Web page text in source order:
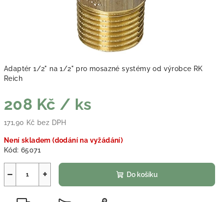
Adaptér 1/2" na 1/2" pro mosazné systémy od výrobce RK
Reich
208 Kč / ks
171,90 Kč bez DPH
Není skladem (dodání na vyžádání)
Kód: 65071
+
− Do košíku